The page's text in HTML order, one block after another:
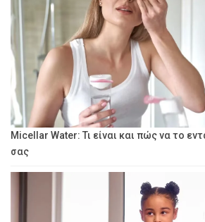
Micellar Water: Τι είναι και πώς να το
σας